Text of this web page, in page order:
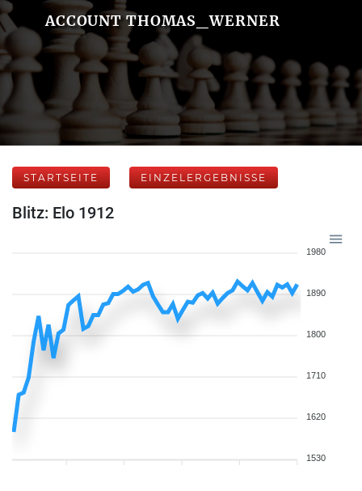
ACCOUNT THOMAS_WERNER
STARTSEITE EINZELERGEBNISSE
Blitz: Elo 1912
1980
1890
1800
1710
1620
1530